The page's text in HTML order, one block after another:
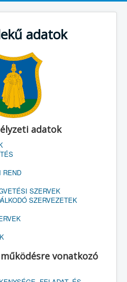
adatok
adatok
REND
SZERVEK
SZERVEZETEK
vonatkozó